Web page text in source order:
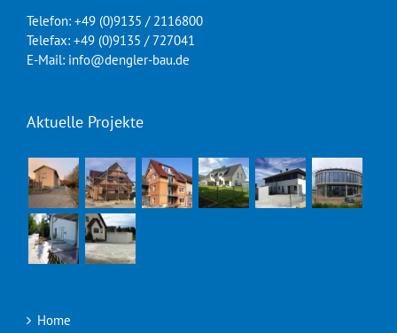
Telefon: +49 (0)9135 / 2116800
Telefax: +49 (0)9135 / 727041
E-Mail: info@dengler-bau.de
Aktuelle Projekte
Home